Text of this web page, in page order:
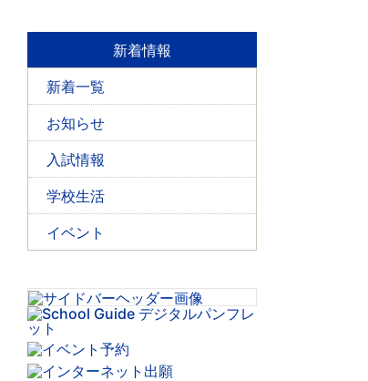
新着情報
新着一覧
お知らせ
入試情報
学校生活
イベント